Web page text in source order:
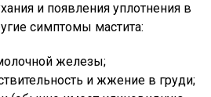
и появления уплотнения в
симптомы мастита:
железы;
и жжение в груди;